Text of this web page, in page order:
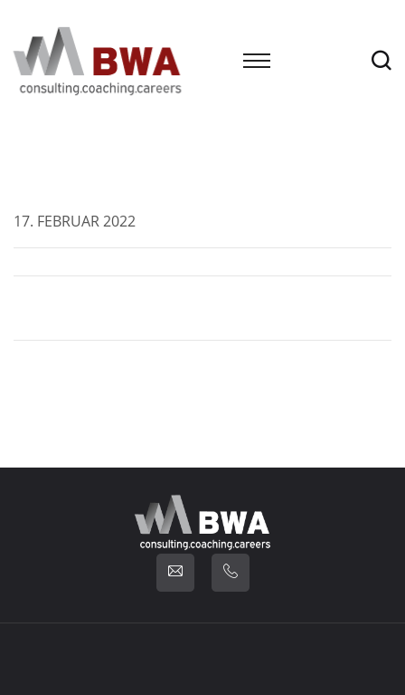
17. FEBRUAR 2022